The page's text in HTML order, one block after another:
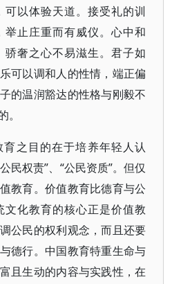
以体验天道。接受礼的训
止庄重而有威仪。心中和
奢之心不易滋生。君子如
可以调和人的性情，端正偏
的温润豁达的性格与刚毅不
之目的在于培养年轻人认
民权责”、“公民资质”。但仅
教育。价值教育比德育与公
化教育的核心正是价值教
公民的权利观念，而且还要
德行。中国教育特重生命与
且生动的内容与实践性，在